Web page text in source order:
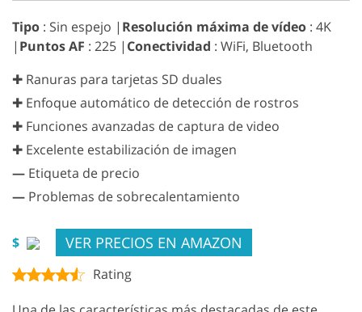
Tipo : Sin espejo | Resolución máxima de vídeo : 4K
| Puntos AF : 225 | Conectividad : WiFi, Bluetooth
✚ Ranuras para tarjetas SD duales
✚ Enfoque automático de detección de rostros
✚ Funciones avanzadas de captura de video
✚ Excelente estabilización de imagen
— Etiqueta de precio
— Problemas de sobrecalentamiento
$ VER PRECIOS EN AMAZON
Rating